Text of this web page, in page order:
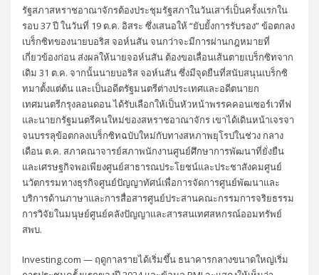
รัฐสภาสหราชอาณาจักรต้องประชุมรัฐสภาในวันเสาร์เป็นครั้งแรกใน
รอบ 37 ปี ในวันที่ 19 ต.ค. อิสระ ซึ่งเสนอให้ “ยับยั้งการรับรอง” ข้อตกลง
เบร็กซิทของนายบอริส จอห์นสัน จนกว่าจะมีการผ่านกฎหมายที่
เกี่ยวข้องก่อน ส่งผลให้นายจอห์นสัน ต้องขอเลื่อนเส้นตายเบร็กซิทจาก
เดิม 31 ต.ค. จากนั้นนายบอริส จอห์นสัน ซึ่งมีจุดยืนที่สนับสนุนเบร็กซิ
ทมาตั้งแต่ต้น และเป็นอดีตรัฐมนตรีต่างประเทศและอดีตนายก
เทศมนตรีกรุงลอนดอน ได้รับเลือกให้เป็นหัวหน้าพรรคคอนเซอร์เวทีฟ
และนายกรัฐมนตรีคนใหม่ของสหราชอาณาจักร เขาได้เดินหน้าเจรจา
จนบรรลุข้อตกลงเบร็กซิทฉบับใหม่กับทางสหภาพยุโรปในช่วง กลาง
เดือน ต.ค. สภาคณาจารย์สภาพนักงานศูนย์ศึกษาการพัฒนาที่ยั่งยืน
และเศรษฐกิจพอเพียงศูนย์สาธารณประโยชน์และประชาสังคมศูนย์
นวัตกรรมทางธุรกิจศูนย์ปัญญาทัศน์เพื่อการจัดการศูนย์พัฒนาและ
บริการด้านภาษาและการสื่อสารศูนย์ประสานคณะกรรมการจริยธรรม
การวิจัยในมนุษย์ศูนย์คลังปัญญาและสารสนเทศสหกรณ์ออมทรัพย์
สพบ.
Investing.com — ฤดูกาลรายได้เริ่มขึ้น ธนาคารกลางขนาดใหญ่เริ่ม